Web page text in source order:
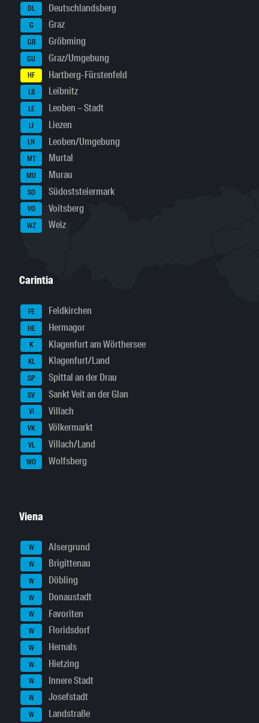
DL Deutschlandsberg
G Graz
GB Gröbming
GU Graz/Umgebung
HF Hartberg-Fürstenfeld
LB Leibnitz
LE Leoben – Stadt
LI Liezen
LN Leoben/Umgebung
MT Murtal
MU Murau
SO Südoststeiermark
VO Voitsberg
WZ Weiz
Carintia
FE Feldkirchen
HE Hermagor
K Klagenfurt am Wörthersee
KL Klagenfurt/Land
SP Spittal an der Drau
SV Sankt Veit an der Glan
VI Villach
VK Völkermarkt
VL Villach/Land
WO Wolfsberg
Viena
W Alsergrund
W Brigittenau
W Döbling
W Donaustadt
W Favoriten
W Floridsdorf
W Hernals
W Hietzing
W Innere Stadt
W Josefstadt
W Landstraße